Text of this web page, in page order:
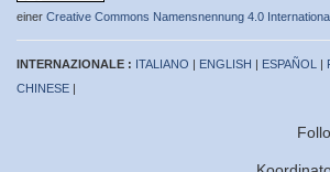
einer Creative Commons Namensnennung 4.0
INTERNAZIONALE : ITALIANO | ENGLISH | ESPAÑOL |
CHINESE |